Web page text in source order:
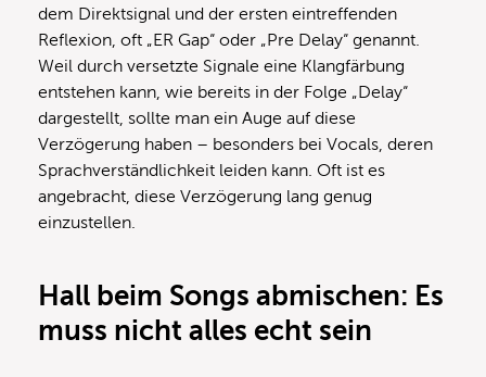
dem Direktsignal und der ersten eintreffenden
Reflexion, oft „ER Gap“ oder „Pre Delay“ genannt.
Weil durch versetzte Signale eine Klangfärbung
entstehen kann, wie bereits in der Folge „Delay“
dargestellt, sollte man ein Auge auf diese
Verzögerung haben – besonders bei Vocals, deren
Sprachverständlichkeit leiden kann. Oft ist es
angebracht, diese Verzögerung lang genug
einzustellen.
Hall beim Songs abmischen: Es
muss nicht alles echt sein